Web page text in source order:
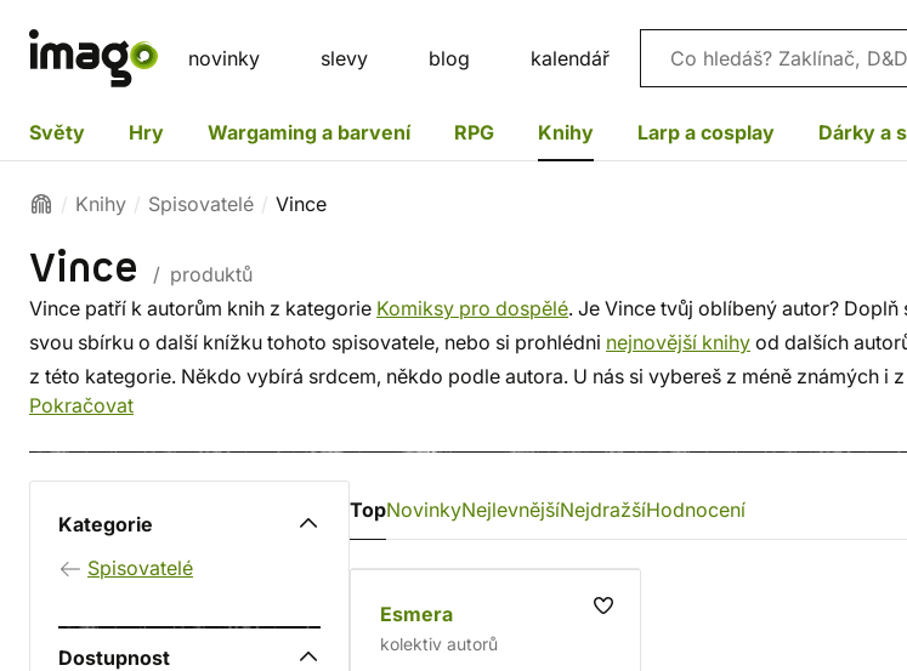
novinky slevy blog kalendář Vyhledávání
Světy Hry Wargaming a barvení RPG Knihy Larp a cosplay Dárky a
Knihy Spisovatelé Vince
Vince
/ produktů
Vince patří k autorům knih z kategorie Komiksy pro dospělé. Je Vince tvůj oblíbený autor? Doplň
svou sbírku o další knížku tohoto spisovatele, nebo si prohlédni nejnovější knihy od dalších
z této kategorie. Někdo vybírá srdcem, někdo podle autora. U nás si vybereš z méně známých i z
těch proslulých. ✔️ Nabízíme levnou dopravu, rychlé dodání a bezpečný nákup!
Pokračovat
Kategorie
Spisovatelé
Dostupnost
TopNovinkyNejlevnějšíNejdražšíHodnocení
Esmera
kolektiv autorů